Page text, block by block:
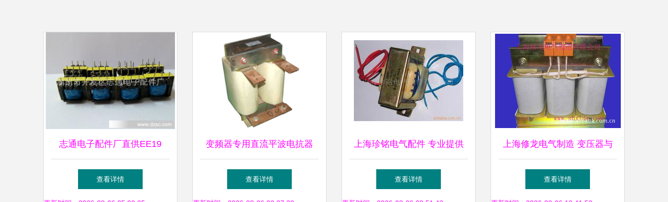
志通电子配件厂直供EE19
1600T变压器，品质与效率之
查看详情
变频器专用直流平波电抗器
提升系统稳定性与电能质量的
查看详情
上海珍铭电气配件 专业提供
高品质变压器配件服务的最新
查看详情
上海修龙电气制造 变压器与
配件的全方位清单
查看详情